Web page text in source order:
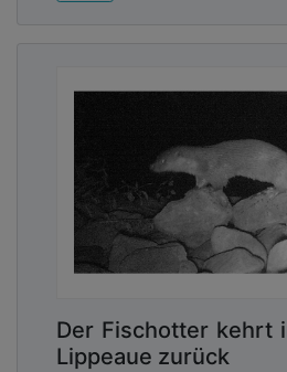
Der Fischotter kehrt
Lippeaue zurück